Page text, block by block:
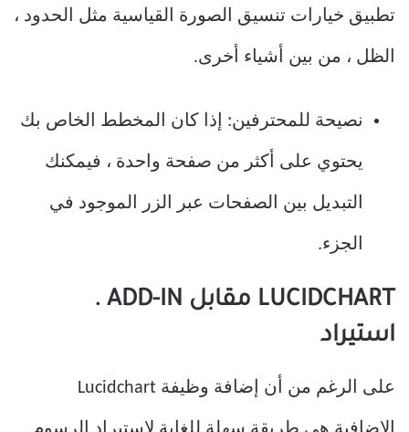
تطبيق خيارات تنسيق الصورة القياسية مثل الحدود ،
الظل ، من بين أشياء أخرى.
نصيحة للمحترفين: إذا كان المخطط الخاص بك
يحتوي على أكثر من صفحة واحدة ، فيمكنك
التبديل بين الصفحات عبر الزر الموجود في
الجزء.
LUCIDCHART مقابل ADD-IN .
استيراد
على الرغم من أن إضافة وظيفة Lucidchart